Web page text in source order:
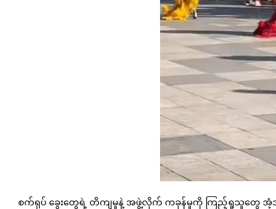
စက်ရုပ် ခွေးတွေရဲ့ တိကျမှုနဲ့ အဖွဲ့လိုက် ကခုန်မှုကို ကြည့်ရှုသူတွေ အံ့အာ